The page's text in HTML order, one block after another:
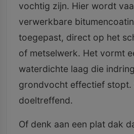
vochtig zijn. Hier wordt
verwerkbare
toegepast, direct op het
of metselwerk. Het vormt
waterdichte laag die
grondvocht effectief stopt.
doeltreffend.
Of denk aan een plat dak